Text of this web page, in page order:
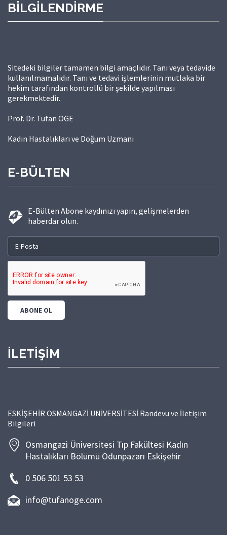
BİLGİLENDİRME
Sitedeki bilgiler tamamen bilgi amaçlıdır. Tanı veya tedavide
kullanılmamalıdır. Tanı ve tedavi işlemlerinin mutlaka bir
hekim tarafından kontrollü bir şekilde yapılması
gerekmektedir.
Prof. Dr. Tufan ÖGE
Kadın Hastalıkları ve Doğum Uzmanı
E-BÜLTEN
E-Bülten Abone kaydınızı yapın, gelişmelerden
haberdar olun.
İLETİŞİM
ESKİŞEHİR OSMANGAZİ ÜNİVERSİTESİ Randevu ve İletişim
Bilgileri
Osmangazi Üniversitesi Tıp Fakültesi Kadın
Hastalıkları Bölümü Odunpazarı Eskişehir
0 506 501 53 53
info@tufanoge.com